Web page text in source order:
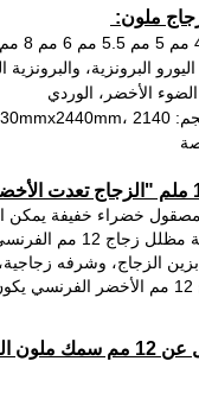
اليورو البرونزية،
الأخضر، الوردي
2-يمكن خفف
الزجاج، وشرفه
الفرنسية: